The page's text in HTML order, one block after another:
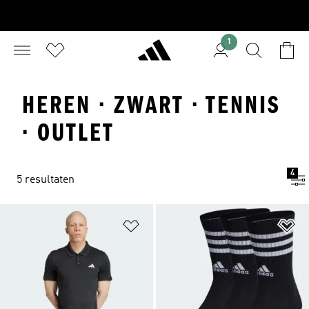
1
HEREN · ZWART · TENNIS
· OUTLET
5 resultaten
4
Op verlanglijst zetten